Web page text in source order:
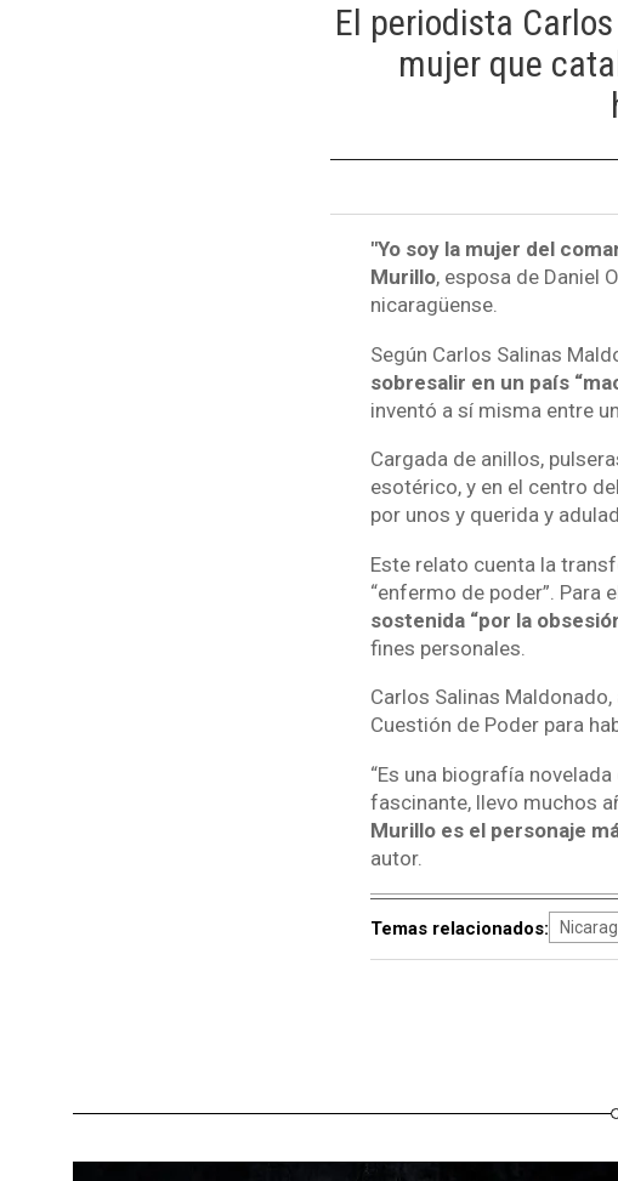
El periodista
mujer que
"Yo soy la mujer del
Murillo, esposa de Daniel
nicaragüense.
Según Carlos Salinas
sobresalir en un país
inventó a sí misma entre
Cargada de anillos,
esotérico, y en el centro
por unos y querida y
Este relato cuenta la
“enfermo de poder”. Para
sostenida “por la
fines personales.
Carlos Salinas
Cuestión de Poder para
“Es una biografía
fascinante, llevo muchos
Murillo es el personaje
autor.
Temas relacionados: